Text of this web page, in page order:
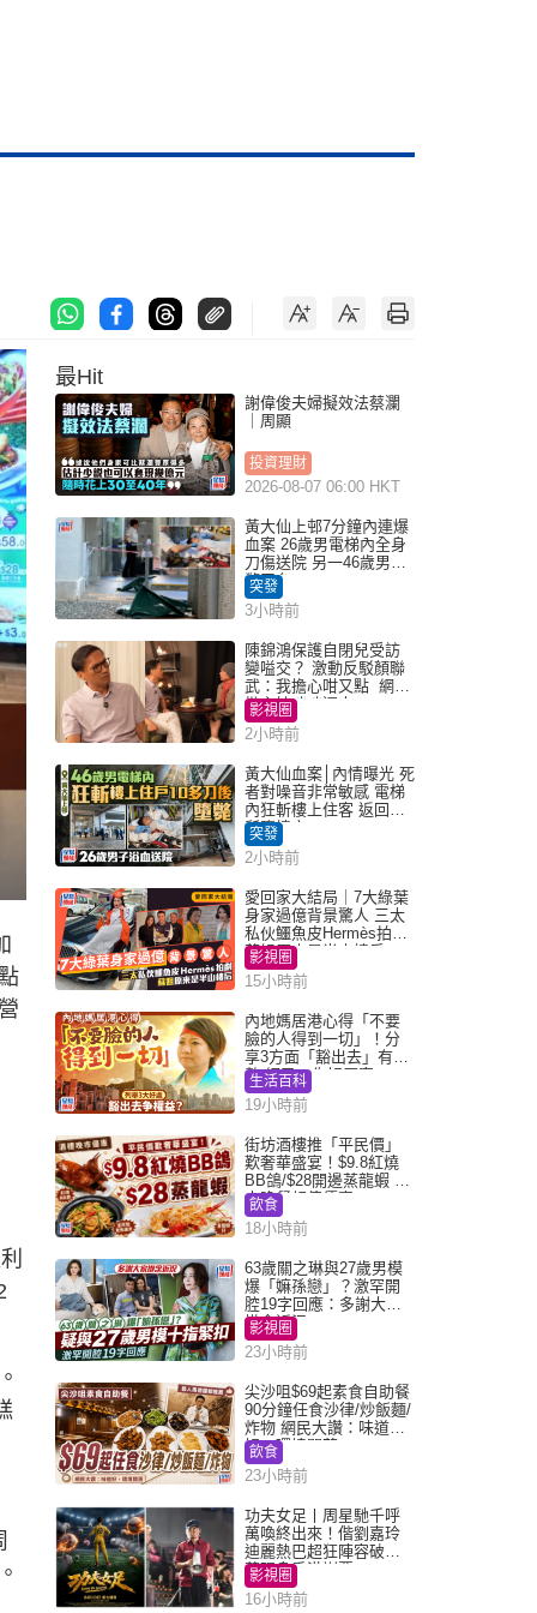
最Hit
謝偉俊夫婦擬效法蔡瀾
｜周顯
投資理財
2026-08-07 06:00 HKT
黃大仙上邨7分鐘內連爆
血案 26歲男電梯內全身
刀傷送院 另一46歲男倒
斃平台
突發
3小時前
陳錦鴻保護自閉兒受訪
變嗌交？ 激動反駁顏聯
武：我擔心咁又點 網民
批主持咄咄逼人
影視圈
2小時前
黃大仙血案│內情曝光 死
者對噪音非常敏感 電梯
內狂斬樓上住客 返回住
所墮樓亡
突發
2小時前
愛回家大結局｜7大綠葉
身家過億背景驚人 三太
私伙鱷魚皮Hermès拍劇
蘇姐原來是半山樓后
影視圈
15小時前
內地媽居港心得「不要
臉的人得到一切」！分
享3方面「豁出去」有著
數 網民：你好厲害
生活百科
19小時前
街坊酒樓推「平民價」
歎奢華盛宴！$9.8紅燒
BB鴿/$28開邊蒸龍蝦 3
大晚餐超值優惠
飲食
18小時前
63歲關之琳與27歲男模
爆「嫲孫戀」？激罕開
腔19字回應：多謝大家
掛念近況
影視圈
23小時前
尖沙咀$69起素食自助餐
90分鐘任食沙律/炒飯麵/
炸物 網民大讚：味道
好，環境闊落
飲食
23小時前
功夫女足丨周星馳千呼
萬喚終出來！偕劉嘉玲
迪麗熱巴超狂陣容破天
荒現身香港謝票
影視圈
16小時前